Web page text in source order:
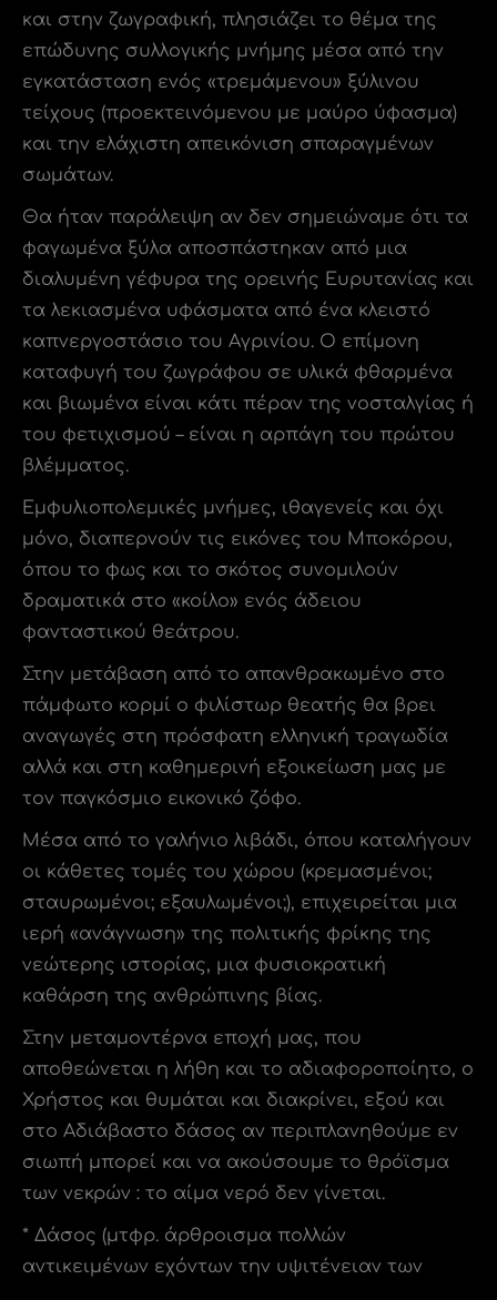
και στην ζωγραφική, πλησιάζει το θέμα της
επώδυνης συλλογικής μνήμης μέσα από την
εγκατάσταση ενός «τρεμάμενου» ξύλινου
τείχους (προεκτεινόμενου με μαύρο ύφασμα)
και την ελάχιστη απεικόνιση σπαραγμένων
σωμάτων.
Θα ήταν παράλειψη αν δεν σημειώναμε ότι τα
φαγωμένα ξύλα αποσπάστηκαν από μια
διαλυμένη γέφυρα της ορεινής Ευρυτανίας και
τα λεκιασμένα υφάσματα από ένα κλειστό
καπνεργοστάσιο του Αγρινίου. Ο επίμονη
καταφυγή του ζωγράφου σε υλικά φθαρμένα
και βιωμένα είναι κάτι πέραν της νοσταλγίας ή
του φετιχισμού – είναι η αρπάγη του πρώτου
βλέμματος.
Εμφυλιοπολεμικές μνήμες, ιθαγενείς και όχι
μόνο, διαπερνούν τις εικόνες του Μποκόρου,
όπου το φως και το σκότος συνομιλούν
δραματικά στο «κοίλο» ενός άδειου
φανταστικού θεάτρου.
Στην μετάβαση από το απανθρακωμένο στο
πάμφωτο κορμί ο φιλίστωρ θεατής θα βρει
αναγωγές στη πρόσφατη ελληνική τραγωδία
αλλά και στη καθημερινή εξοικείωση μας με
τον παγκόσμιο εικονικό ζόφο.
Μέσα από το γαλήνιο λιβάδι, όπου καταλήγουν
οι κάθετες τομές του χώρου (κρεμασμένοι;
σταυρωμένοι; εξαυλωμένοι;), επιχειρείται μια
ιερή «ανάγνωση» της πολιτικής φρίκης της
νεώτερης ιστορίας, μια φυσιοκρατική
καθάρση της ανθρώπινης βίας.
Στην μεταμοντέρνα εποχή μας, που
αποθεώνεται η λήθη και το αδιαφοροποίητο, ο
Χρήστος και θυμάται και διακρίνει, εξού και
στο Αδιάβαστο δάσος αν περιπλανηθούμε εν
σιωπή μπορεί και να ακούσουμε το θρόϊσμα
των νεκρών : το αίμα νερό δεν γίνεται.
* Δάσος (μτφρ. άρθροισμα πολλών
αντικειμένων εχόντων την υψιτένειαν των